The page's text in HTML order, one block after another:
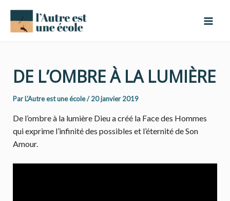
contenu
DE L’OMBRE À LA LUMIÈRE
ParL'Autre est une école/20 janvier 2019
De l’ombre à la lumière Dieu a créé la Face des Hommes
qui exprime l’infinité des possibles et l’éternité de Son
Amour.
des
articles